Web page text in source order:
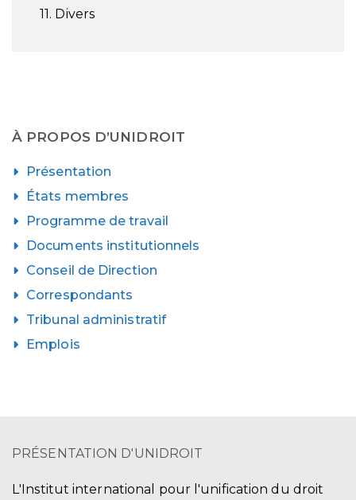
11. Divers
À PROPOS D’UNIDROIT
Présentation
États membres
Programme de travail
Documents institutionnels
Conseil de Direction
Correspondants
Tribunal administratif
Emplois
PRÉSENTATION D'UNIDROIT
L'Institut international pour l'unification du droit